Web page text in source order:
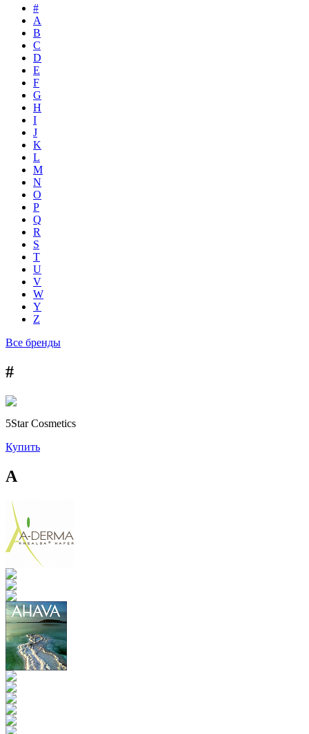
#
A
B
C
D
E
F
G
H
I
J
K
L
M
N
O
P
Q
R
S
T
U
V
W
Y
Z
Все бренды
#
5Star Cosmetics
Купить
A